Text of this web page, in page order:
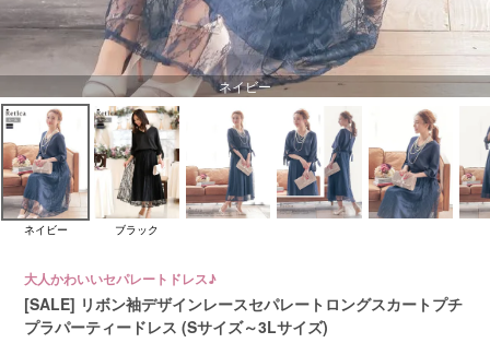
ネイビー
ネイビー ブラック
大人かわいいセパレートドレス♪
[SALE] リボン袖デザインレースセパレートロングスカートプチ
プラパーティードレス (Sサイズ～3Lサイズ)